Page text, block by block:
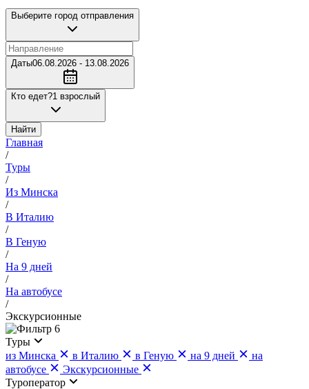
Выберите город отправления
Даты06.08.2026 - 13.08.2026
Кто едет?1 взрослый
Найти
Главная
/
Туры
/
Из Минска
/
В Италию
/
В Геную
/
На 9 дней
/
На автобусе
/
Экскурсионные
6
Туры
из Минска
в Италию в Геную на 9 дней
на
автобусе
Экскурсионные
Туроператор